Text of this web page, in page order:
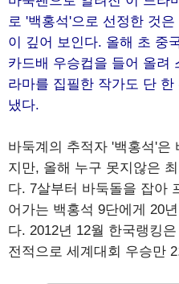
로 '백홍석'으로 선정한 것
이 깊어 보인다. 올해 초 중
카드배 우승컵을 들어 올려
라마를 집필한 작가도 단
냈다.
바둑계의 추적자 '백홍석'은
지만, 올해 누구 못지않은
다. 7살부터 바둑돌을 잡아
어가는 백홍석 9단에게 20
다. 2012년 12월 한국랭킹
전적으로 세계대회 우승만